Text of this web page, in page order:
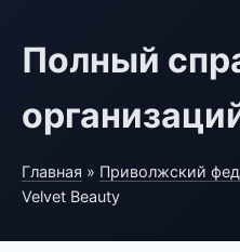
Полный
Главная » Приволжский
Velvet Beauty